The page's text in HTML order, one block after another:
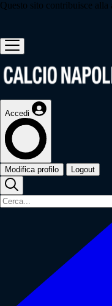
Questo sito contribuisce alla
Accedi
Modifica profilo Logout